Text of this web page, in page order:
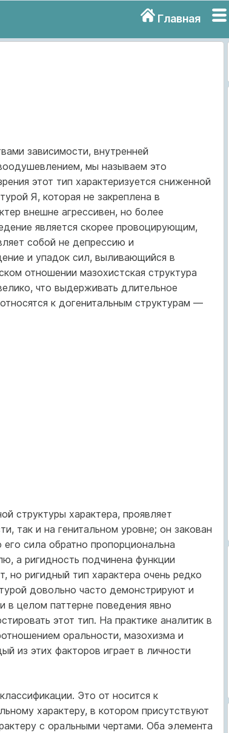
Главная
зависимости, внутренней
мы называем это
этот тип характеризуется сниженной
Я, которая не закреплена в
внешне агрессивен, но более
является скорее провоцирующим,
собой не депрессию и
и упадок сил, выливающийся в
отношении мазохистская структура
что выдерживать длительное
к догенитальным структурам —
структуры характера, проявляет
так и на генитальном уровне; он закован
сила обратно пропорциональна
а ригидность подчинена функции
но ригидный тип характера очень редко
довольно часто демонстрируют и
в целом паттерне поведения явно
этот тип. На практике аналитик в
оральности, мазохизма и
из этих факторов играет в личности
Это от носится к
характеру, в котором присутствуют
с оральными чертами. Оба элемента